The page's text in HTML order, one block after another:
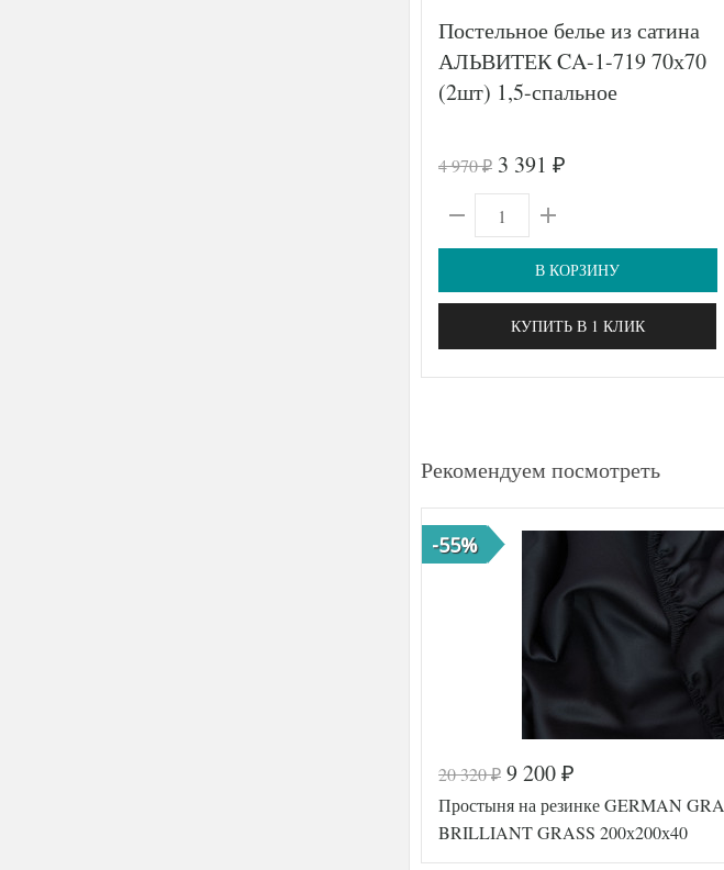
Постельное белье из сатина
АЛЬВИТЕК CA-1-719 70х70
(2шт) 1,5-спальное
4 970₽ 3 391 ₽
В КОРЗИНУ
КУПИТЬ В 1 КЛИК
Рекомендуем посмотреть
-55%
20 320₽ 9 200 ₽
Простыня на резинке GERMAN
BRILLIANT GRASS 200х200х40